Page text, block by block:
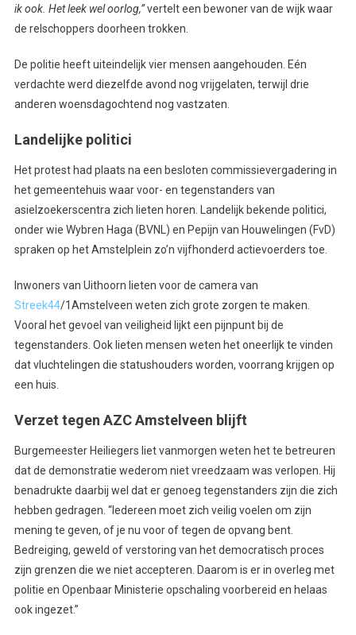
ik ook. Het leek wel oorlog,”vertelt een bewoner van de wijk waar
de relschoppers doorheen trokken.
De politie heeft uiteindelijk vier mensen aangehouden. Eén
verdachte werd diezelfde avond nog vrijgelaten, terwijl drie
anderen woensdagochtend nog vastzaten.
Landelijke politici
Het protest had plaats na een besloten commissievergadering in
het gemeentehuis waar voor- en tegenstanders van
asielzoekerscentra zich lieten horen. Landelijk bekende politici,
onder wie Wybren Haga (BVNL) en Pepijn van Houwelingen (FvD)
spraken op het Amstelplein zo’n vijfhonderd actievoerders toe.
Inwoners van Uithoorn lieten voor de camera van
Streek44/1Amstelveen weten zich grote zorgen te maken.
Vooral het gevoel van veiligheid lijkt een pijnpunt bij de
tegenstanders. Ook lieten mensen weten het oneerlijk te vinden
dat vluchtelingen die statushouders worden, voorrang krijgen op
een huis.
Verzet tegen AZC Amstelveen blijft
Burgemeester Heiliegers liet vanmorgen weten het te betreuren
dat de demonstratie wederom niet vreedzaam was verlopen. Hij
benadrukte daarbij wel dat er genoeg tegenstanders zijn die zich
hebben gedragen. “Iedereen moet zich veilig voelen om zijn
mening te geven, of je nu voor of tegen de opvang bent.
Bedreiging, geweld of verstoring van het democratisch proces
zijn grenzen die we niet accepteren. Daarom is er in overleg met
politie en Openbaar Ministerie opschaling voorbereid en helaas
ook ingezet.”